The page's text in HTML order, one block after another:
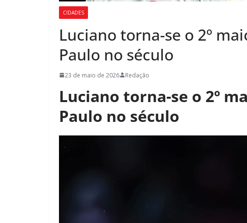
CIDADES
Luciano torna-se o 2º
Paulo no século
23 de maio de 2026 Redação
Luciano torna-se o 2º
Paulo no século